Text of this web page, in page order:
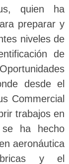
quien ha
preparar y
niveles de
de
desde el
Commercial
trabajos en
se ha hecho
aeronáutica
y el